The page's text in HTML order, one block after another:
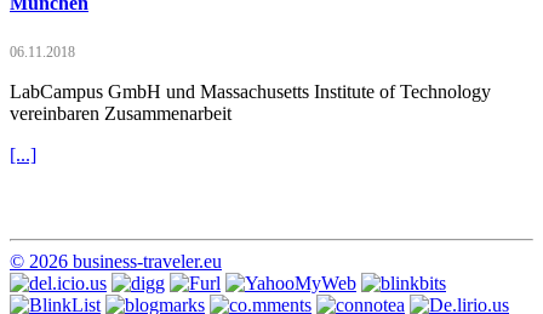
06.11.2018
LabCampus GmbH und Massachusetts Institute of Technology
vereinbaren Zusammenarbeit
[...]
© 2026 business-traveler.eu